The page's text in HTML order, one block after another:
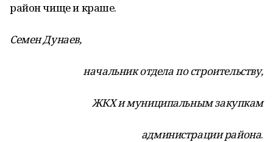
район чище и краше.
Семен Дунаев,
начальник отдела по строительству,
ЖКХ и муниципальным закупкам
администрации района.